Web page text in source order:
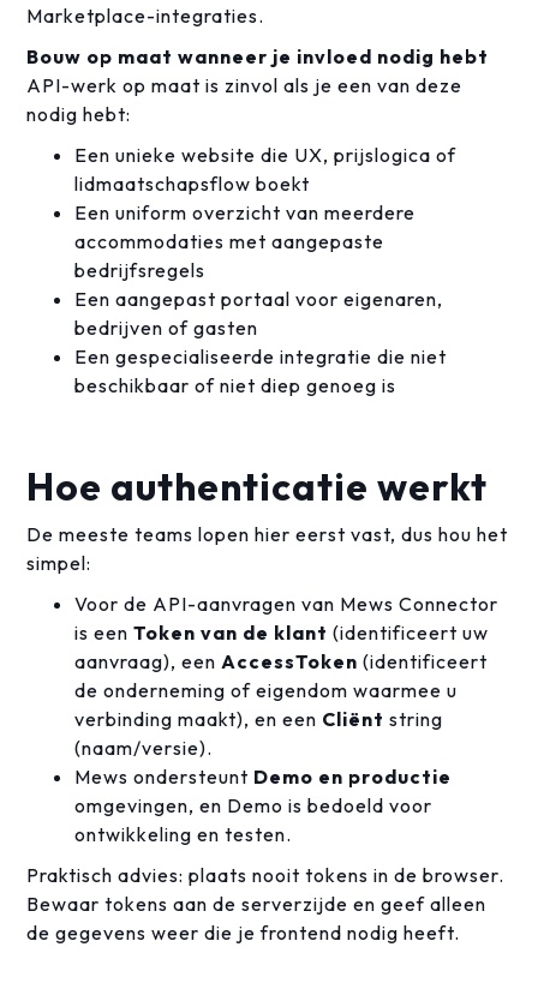
Marketplace-integraties.
Bouw op maat wanneer je invloed nodig hebt
API-werk op maat is zinvol als je een van deze
nodig hebt:
Een unieke website die UX, prijslogica of
lidmaatschapsflow boekt
Een uniform overzicht van meerdere
accommodaties met aangepaste
bedrijfsregels
Een aangepast portaal voor eigenaren,
bedrijven of gasten
Een gespecialiseerde integratie die niet
beschikbaar of niet diep genoeg is
Hoe authenticatie werkt
De meeste teams lopen hier eerst vast, dus hou het
simpel:
Voor de API-aanvragen van Mews Connector
is eenToken van de klant (identificeert uw
aanvraag), eenAccessToken (identificeert
de onderneming of eigendom waarmee u
verbinding maakt), en een Cliënt string
(naam/versie).
Mews ondersteunt Demo en productie
omgevingen, en Demo is bedoeld voor
ontwikkeling en testen.
Praktisch advies: plaats nooit tokens in de browser.
Bewaar tokens aan de serverzijde en geef alleen
de gegevens weer die je frontend nodig heeft.